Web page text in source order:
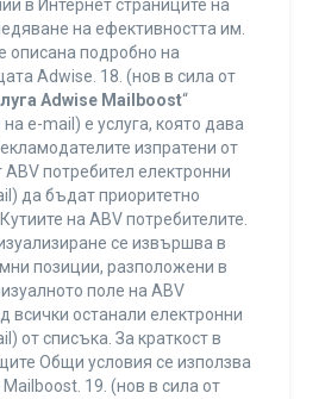
в Интернет страниците на
на ефективността им.
описана подробно на
Adwise. 18. (нов в сила от
Adwise Mailboost“
e-mail) е услуга, която дава
изпратени от
ABV потребител електронни
да бъдат приоритетно
на ABV потребителите.
се извършва в
позиции, разположени в
поле на ABV
всички останали електронни
от списъка. За краткост в
Общи условия се използва
19. (нов в сила от